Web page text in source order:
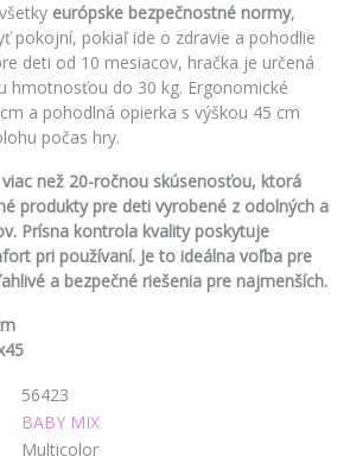
európske bezpečnostné normy,
pokojní, pokiaľ ide o zdravie a pohodlie
deti od 10 mesiacov, hračka je určená
hmotnosťou do 30 kg. Ergonomické
a pohodlná opierka s výškou 45 cm
počas hry.
než 20-ročnou skúsenosťou, ktorá
produkty pre deti vyrobené z odolných a
Prísna kontrola kvality poskytuje
pri používaní. Je to ideálna voľba pre
a bezpečné riešenia pre najmenších.
56423
BABY MIX
Multicolor